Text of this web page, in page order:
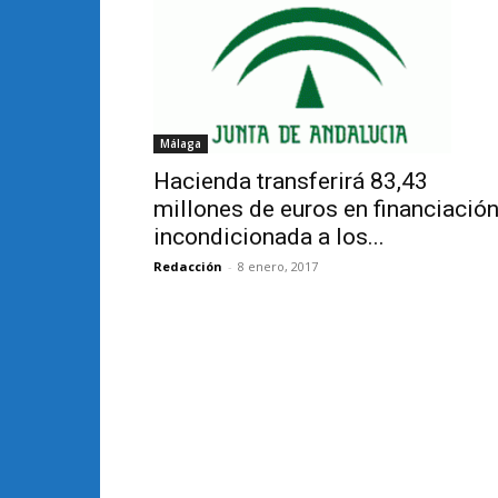
Málaga
Hacienda transferirá 83,43
millones de euros en financiación
incondicionada a los...
Redacción - 8 enero, 2017